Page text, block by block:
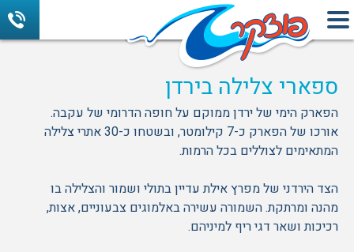
ספארי צלילה בירדן
הפארק הימי של ירדן ממוקם על חופה הדרומי של עקבה.
אורכו של הפארק כ-7 קילומטר, ובשטחו כ-30 אתרי צלילה
המתאימים לצוללים בכל הרמות.
הצד הירדני של מפרץ אילת עדיין בתולי ושמור והצלילה בו
מהנה ומרתקת. השמורה עשירה באלמוגים צבעוניים, אצות,
רכיכות ושאר דגי ריף למיניהם.